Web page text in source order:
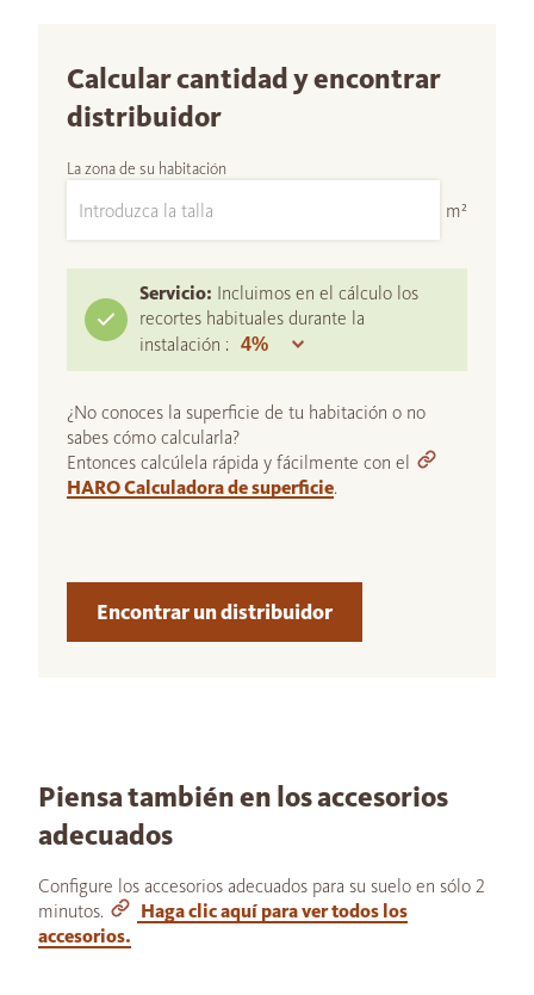
Calcular cantidad y encontrar
distribuidor
La zona de su habitación
m²
Servicio: Incluimos en el cálculo los
recortes habituales durante la
instalación :
¿No conoces la superficie de tu habitación o no
sabes cómo calcularla?
Entonces calcúlela rápida y fácilmente con el
HARO Calculadora de superficie.
Encontrar un distribuidor
Piensa también en los accesorios
adecuados
Configure los accesorios adecuados para su suelo en sólo 2
minutos.
Haga clic aquí para ver todos los
accesorios.